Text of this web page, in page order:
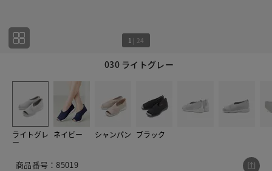
030 ライトグレー
1 | 24
ライトグレ
ー
ネイビー シャンパン ブラック
商品番号：85019